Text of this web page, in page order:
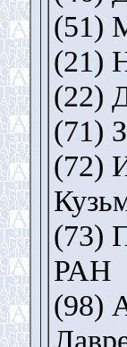
(51)
(21)
(22)
(71)
(72)
(73)
РАН
(98)